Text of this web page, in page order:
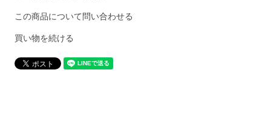
この商品について問い合わせる
買い物を続ける